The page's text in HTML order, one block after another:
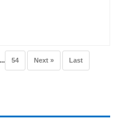
... 54 Next » Last